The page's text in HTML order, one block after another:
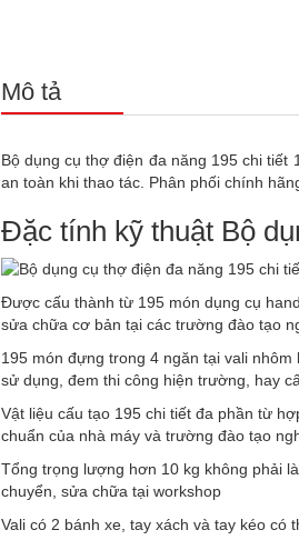
Mô tả
Bộ dụng cụ thợ điện đa năng 195 chi tiết
an toàn khi thao tác. Phân phối chính
Đặc tính kỹ thuật Bộ
Được cấu thành từ 195 món dụng cụ
sửa chữa cơ bản tại các trường đào tạo
195 món đựng trong 4 ngăn tại vali
sử dụng, đem thi công hiện trường, hay
Vật liệu cấu tạo 195 chi tiết đa phần từ
chuẩn của nhà máy và trường đào tạo
Tổng trọng lượng hơn 10 kg không phải
chuyển, sửa chữa tại workshop
Vali có 2 bánh xe, tay xách và tay kéo có